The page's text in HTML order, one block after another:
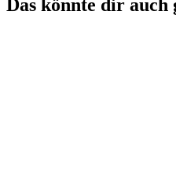
Das könnte dir auch